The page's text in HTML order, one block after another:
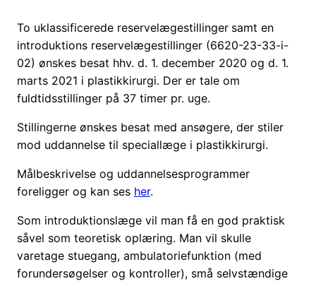
To uklassificerede reservelægestillinger samt en
introduktions reservelægestillinger (6620-23-33-i-
02) ønskes besat hhv. d. 1. december 2020 og d. 1.
marts 2021 i plastikkirurgi. Der er tale om
fuldtidsstillinger på 37 timer pr. uge.
Stillingerne ønskes besat med ansøgere, der stiler
mod uddannelse til speciallæge i plastikkirurgi.
Målbeskrivelse og uddannelsesprogrammer
foreligger og kan ses her.
Som introduktionslæge vil man få en god praktisk
såvel som teoretisk oplæring. Man vil skulle
varetage stuegang, ambulatoriefunktion (med
forundersøgelser og kontroller), små selvstændige